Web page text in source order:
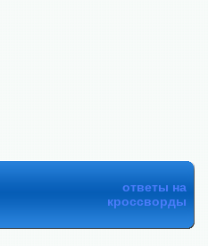
ответы на
кроссворды